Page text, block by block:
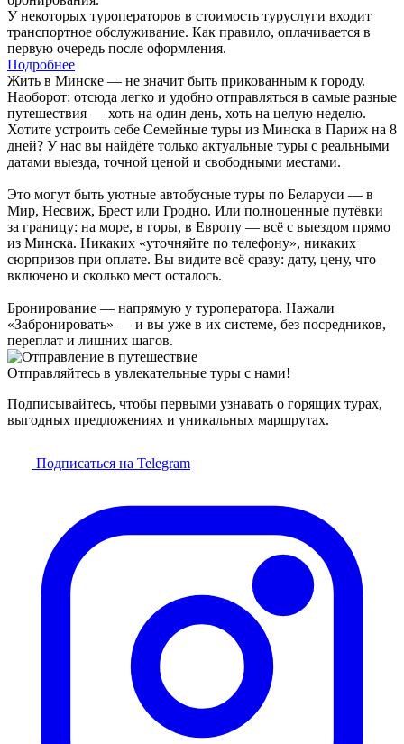
У некоторых туроператоров в стоимость туруслуги входит
транспортное обслуживание. Как правило, оплачивается в
первую очередь после оформления.
Подробнее
Жить в Минске — не значит быть прикованным к городу.
Наоборот: отсюда легко и удобно отправляться в самые разные
путешествия — хоть на один день, хоть на целую неделю.
Хотите устроить себе Семейные туры из Минска в Париж на 8
дней? У нас вы найдёте только актуальные туры с реальными
датами выезда, точной ценой и свободными местами.
Это могут быть уютные автобусные туры по Беларуси — в
Мир, Несвиж, Брест или Гродно. Или полноценные путёвки
за границу: на море, в горы, в Европу — всё с выездом прямо
из Минска. Никаких «уточняйте по телефону», никаких
сюрпризов при оплате. Вы видите всё сразу: дату, цену, что
включено и сколько мест осталось.
Бронирование — напрямую у туроператора. Нажали
«Забронировать» — и вы уже в их системе, без посредников,
переплат и лишних шагов.
Отправляйтесь в увлекательные туры с нами!
Подписывайтесь, чтобы первыми узнавать о горящих турах,
выгодных предложениях и уникальных маршрутах.
Подписаться на Telegram